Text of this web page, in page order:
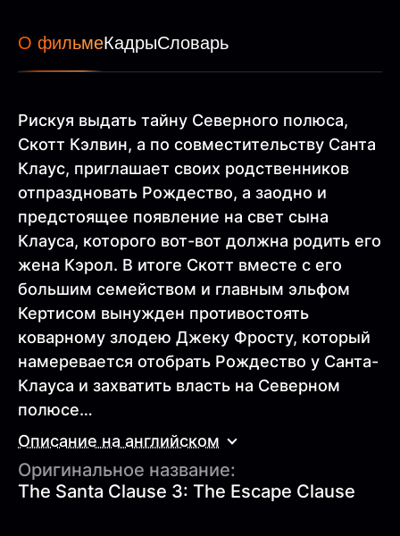
О фильмеКадрыСловарь
Рискуя выдать тайну Северного полюса,
Скотт Кэлвин, а по совместительству Санта
Клаус, приглашает своих родственников
отпраздновать Рождество, а заодно и
предстоящее появление на свет сына
Клауса, которого вот-вот должна родить его
жена Кэрол. В итоге Скотт вместе с его
большим семейством и главным эльфом
Кертисом вынужден противостоять
коварному злодею Джеку Фросту, который
намеревается отобрать Рождество у Санта-
Клауса и захватить власть на Северном
полюсе…
Описание на английском
Оригинальное название:
The Santa Clause 3: The Escape Clause